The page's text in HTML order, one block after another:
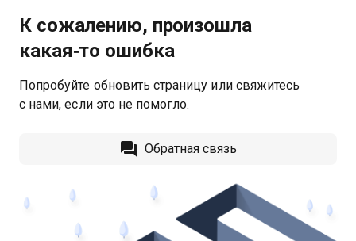
К сожалению, произошла
какая‑то ошибка
Попробуйте обновить страницу или свяжитесь
с нами, если это не помогло.
Обратная связь